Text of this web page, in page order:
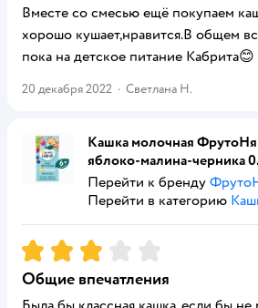
Вместе со смесью ещё покупаем
хорошо кушает,нравится.В общем
пока на детское питание Кабрита😊
20 декабря 2022 · Светлана Н.
Кашка молочная
яблоко-малина-черника
Перейти к бренду
Перейти в категорию
Рейтинг:3
Общие впечатления